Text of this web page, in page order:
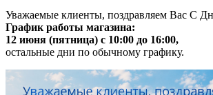
Уважаемые клиенты, поздравляем Вас С
График работы магазина:
12 июня (пятница) с 10:00 до 16:00,
остальные дни по обычному графику.